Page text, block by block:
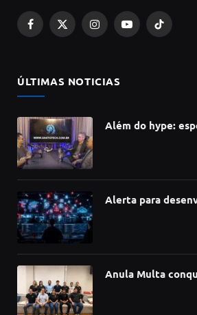
Facebook
X
InstagramYouTubeTikTok
ÚLTIMAS NOTICIAS
Além do hype:
Alerta para
Anula Multa